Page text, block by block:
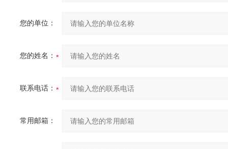
您的单位：
您的姓名：
联系电话：
常用邮箱：